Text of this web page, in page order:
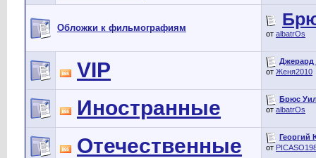
Обложки к фильмографиям
от albatrOs
VIP
Джерард
от Женя2010
Иностранные
Брюс
от albatrOs
Отечественные
Георгий
от